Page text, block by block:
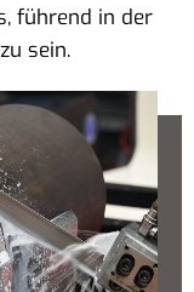
führend in der
sein.